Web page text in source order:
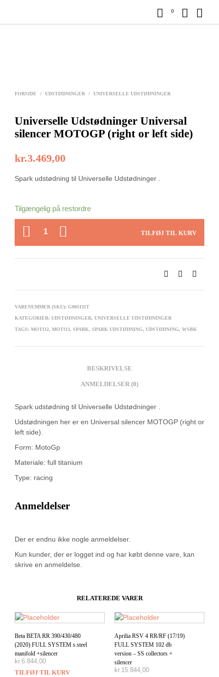
0
FORSIDE / UDSTØDNINGER / UNIVERSELLE UDSTØDNINGER
Universelle Udstødninger Universal
silencer MOTOGP (right or left side)
kr.3.469,00
Spark udstødning til Universelle Udstødninger .
Tilgængelig på restordre
ANTAL
TILFØJ TIL KURV
VARENUMMER (SKU): G00SI11T
KATEGORIER: UDSTØDNINGER, UNIVERSELLE UDSTØDNINGER
TAGS: MOTO2, MOTO3, SPARK, SPARK UDSTØDNING, UDSTØDNING, WSBK
BESKRIVELSE
ANMELDELSER (0)
Spark udstødning til Universelle Udstødninger .
Udstødningen her er en Universal silencer MOTOGP (right or
left side).
Form: MotoGp
Materiale: full titanium
Type: racing
Anmeldelser
Der er endnu ikke nogle anmeldelser.
Kun kunder, der er logget ind og har købt denne vare, kan
skrive en anmeldelse.
RELATEREDE VARER
Beta BETA RR 390/430/480
(2020) FULL SYSTEM s.steel
manifold +silencer
kr.6.844,00
TILFØJ TIL KURV
Aprilia RSV 4 RR/RF (17/19)
FULL SYSTEM 102 db
version – SS collectors +
silencer
kr.15.844,00